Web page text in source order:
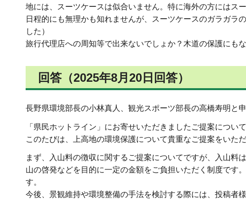
地には、スーツケースは似合いません。特に海外の方にはス
日程的にも無理かも知れませんが、スーツケースのガラガラ
した）
旅行代理店への周知等で出来ないでしょか？木道の保護にも
回答（2025年8月20日回答）
長野県環境部長の小林真人、観光スポーツ部長の高橋寿明と申
「県民ホットライン」にお寄せいただきましたご提案につい
このたびは、上高地の環境保護について貴重なご提案をいた
まず、入山料の徴収に関するご提案についてですが、入山料
山の啓発などを目的に一定の金額をご負担いただく制度です
す。
今後、景観維持や環境整備の手法を検討する際には、投稿者